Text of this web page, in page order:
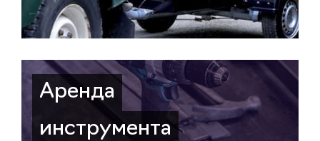
Аренда
инструмента